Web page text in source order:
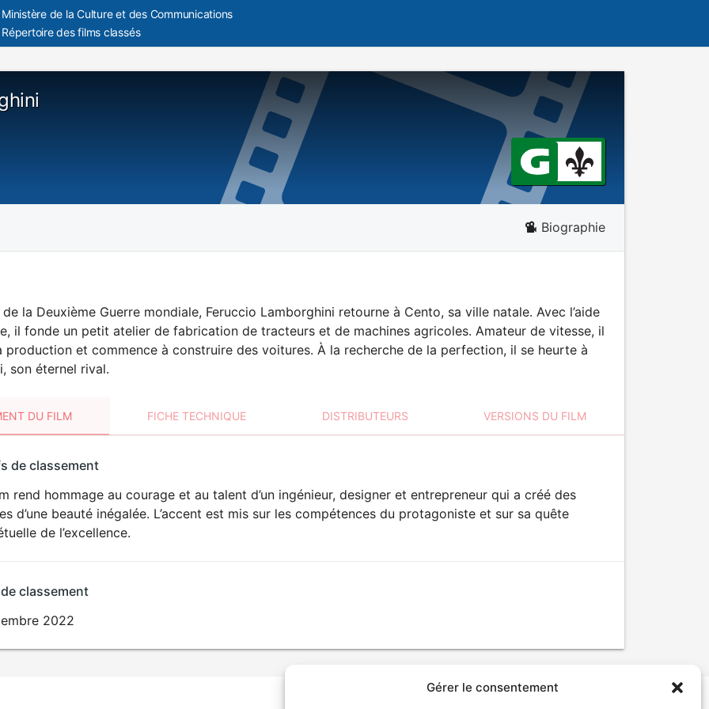
Gérer le consentement
Ministère de la Culture et des Communications
Répertoire des films classés
Biographie
la Deuxième Guerre mondiale, Feruccio Lamborghini retourne à Cento, sa ville natale. Avec l’aide
il fonde un petit atelier de fabrication de tracteurs et de machines agricoles. Amateur de vitesse, il
production et commence à construire des voitures. À la recherche de la perfection, il se heurte à
son éternel rival.
DU FILM FICHE TECHNIQUE DISTRIBUTEURS VERSIONS DU FILM
de classement
rend hommage au courage et au talent d’un ingénieur, designer et entrepreneur qui a créé des
d’une beauté inégalée. L’accent est mis sur les compétences du protagoniste et sur sa quête
de l’excellence.
classement
2022